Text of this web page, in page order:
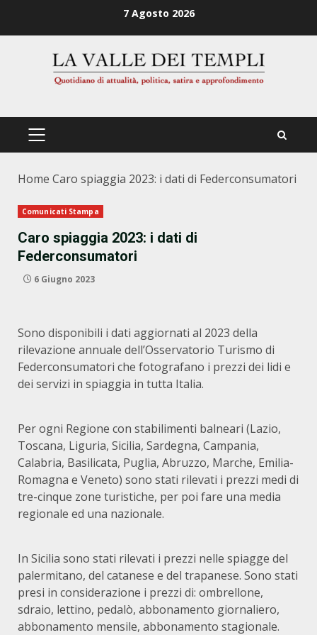
7 Agosto 2026
PRIMÄRES
Home Caro spiaggia 2023: i dati di Federconsumatori
Comunicati Stampa
Caro spiaggia 2023: i dati di
Federconsumatori
6 Giugno 2023
Sono disponibili i dati aggiornati al 2023 della
rilevazione annuale dell’Osservatorio Turismo di
Federconsumatori che fotografano i prezzi dei lidi e
dei servizi in spiaggia in tutta Italia.
Per ogni Regione con stabilimenti balneari (Lazio,
Toscana, Liguria, Sicilia, Sardegna, Campania,
Calabria, Basilicata, Puglia, Abruzzo, Marche, Emilia-
Romagna e Veneto) sono stati rilevati i prezzi medi di
tre-cinque zone turistiche, per poi fare una media
regionale ed una nazionale.
In Sicilia sono stati rilevati i prezzi nelle spiagge del
palermitano, del catanese e del trapanese. Sono stati
presi in considerazione i prezzi di: ombrellone,
sdraio, lettino, pedalò, abbonamento giornaliero,
abbonamento mensile, abbonamento stagionale.